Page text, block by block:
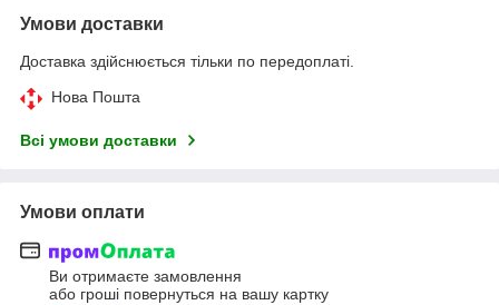
Умови доставки
Доставка здійснюється тільки по передоплаті.
Нова Пошта
Всі умови доставки
Умови оплати
Ви отримаєте замовлення
або гроші повернуться на вашу картку